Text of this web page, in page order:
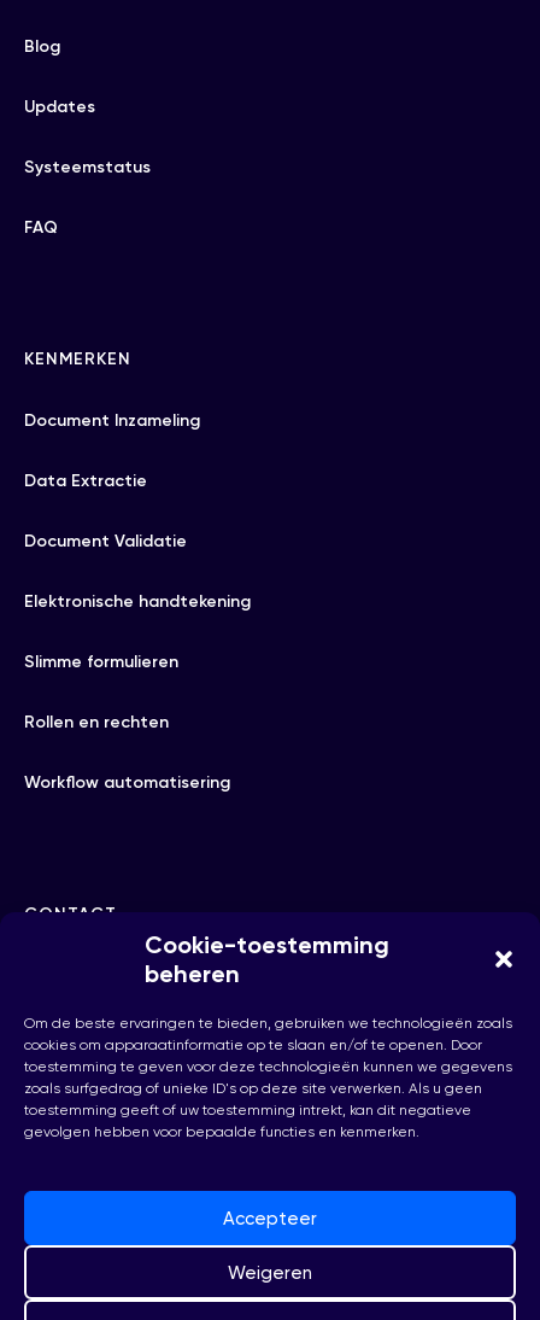
Cookie-toestemming
beheren
Om de beste ervaringen te bieden, gebruiken we technologieën zoals
cookies om apparaatinformatie op te slaan en/of te openen. Door
toestemming te geven voor deze technologieën kunnen we gegevens
zoals surfgedrag of unieke ID's op deze site verwerken. Als u geen
toestemming geeft of uw toestemming intrekt, kan dit negatieve
gevolgen hebben voor bepaalde functies en kenmerken.
Accepteer
Weigeren
Blog
Updates
Systeemstatus
FAQ
KENMERKEN
Document Inzameling
Data Extractie
Document Validatie
Elektronische handtekening
Slimme formulieren
Rollen en rechten
Workflow automatisering
CONTACT
hello@checkhub.io
+32(0)25860071
Brussel, België